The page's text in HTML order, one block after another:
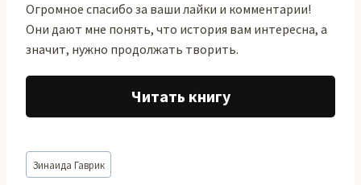
Огромное спасибо за ваши лайки и комментарии!
Они дают мне понять, что история вам интересна, а
значит, нужно продолжать творить.
Читать книгу
Метки
записи:
Зинаида Гаврик